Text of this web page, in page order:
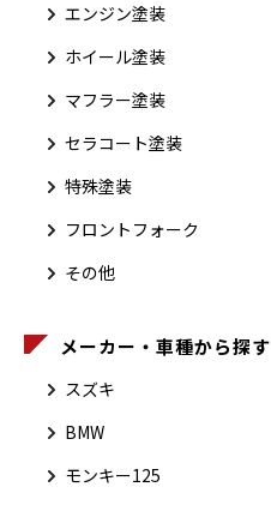
エンジン塗装
ホイール塗装
マフラー塗装
セラコート塗装
特殊塗装
フロントフォーク
その他
メーカー・車種から探す
スズキ
BMW
モンキー125